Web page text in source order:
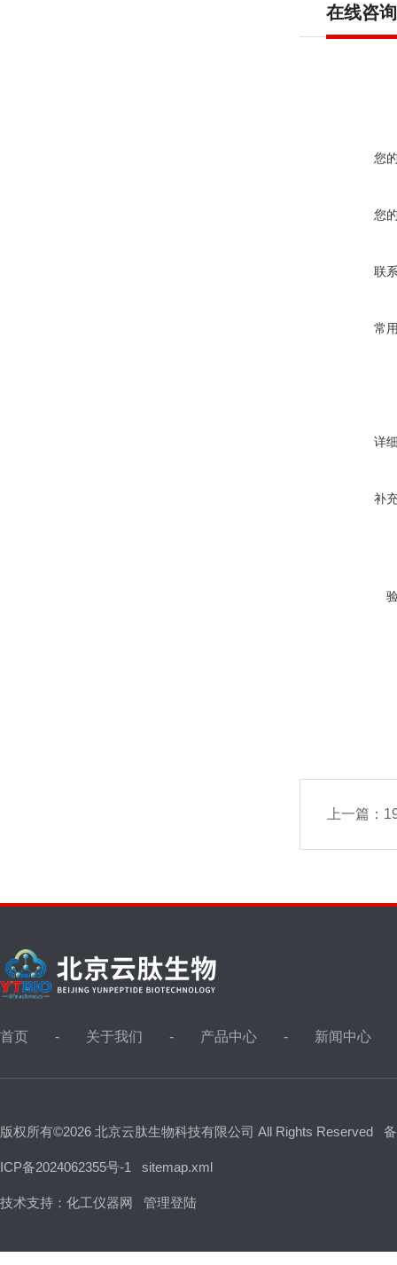
在线咨询
您
您
联
常
详
补
上一篇：
首页 关于我们 产品中心 新闻中心
版权所有©2026 北京云肽生物科技有限公司 All Rights Reserved
ICP备2024062355号-1 sitemap.xml
技术支持： 化工仪器网 管理登陆